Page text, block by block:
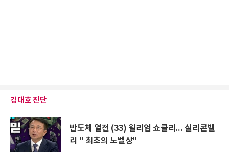
김대호 진단
반도체 열전 (33) 윌리엄 쇼클리... 실리콘밸
리 " 최초의 노벨상"